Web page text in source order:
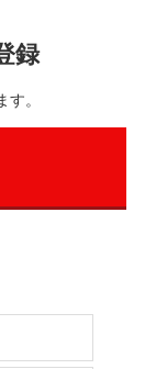
録
。